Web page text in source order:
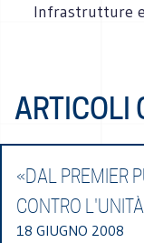
Infrastrutture
ARTICOLI
«DAL PREMIER
CONTRO
18 GIUGNO 2008